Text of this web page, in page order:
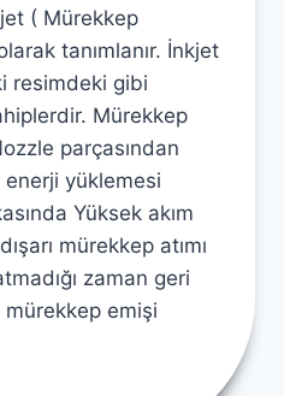
( Mürekkep
tanımlanır. İnkjet
resimdeki gibi
Mürekkep
parçasından
enerji yüklemesi
Yüksek akım
mürekkep atımı
zaman geri
emişi